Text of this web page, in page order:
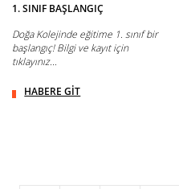
1. SINIF BAŞLANGIÇ
Doğa Kolejinde eğitime 1. sınıf bir
başlangıç! Bilgi ve kayıt için
tıklayınız...
HABERE GİT